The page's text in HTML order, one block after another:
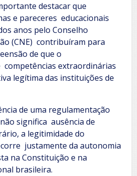
destacar que
e pareceres educacionais
anos pelo Conselho
(CNE) contribuíram para
de que o
competências extraordinárias
legítima das instituições de
de uma regulamentação
significa ausência de
a legitimidade do
justamente da autonomia
na Constituição e na
brasileira.